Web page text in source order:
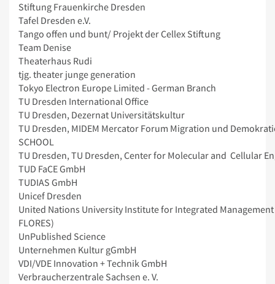
Stiftung Frauenkirche Dresden
Tafel Dresden e.V.
Tango offen und bunt/ Projekt der Cellex Stiftung
Team Denise
Theaterhaus Rudi
tjg. theater junge generation
Tokyo Electron Europe Limited - German Branch
TU Dresden International Office
TU Dresden, Dezernat Universitätskultur
TU Dresden, MIDEM Mercator Forum Migration und Demokratie
SCHOOL
TU Dresden, TU Dresden, Center for Molecular and Cellular
TUD FaCE GmbH
TUDIAS GmbH
Unicef Dresden
United Nations University Institute for Integrated
FLORES)
UnPublished Science
Unternehmen Kultur gGmbH
VDI/VDE Innovation + Technik GmbH
Verbraucherzentrale Sachsen e. V.